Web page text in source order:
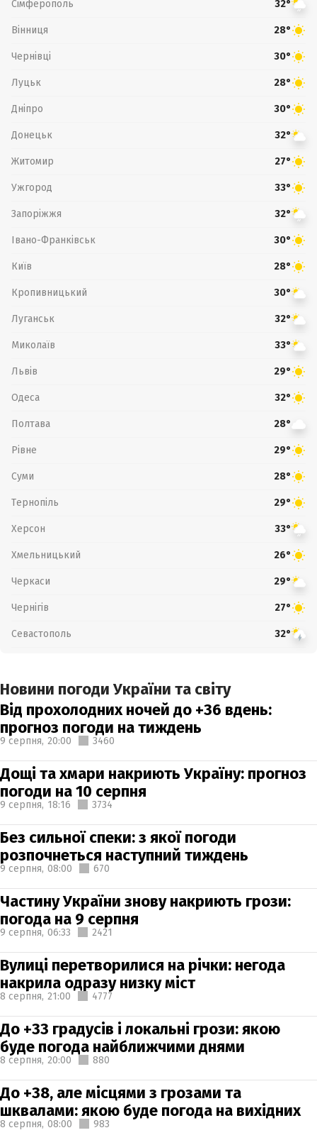
Сімферополь 32°
Вінниця 28°
Чернівці 30°
Луцьк 28°
Дніпро 30°
Донецьк 32°
Житомир 27°
Ужгород 33°
Запоріжжя 32°
Івано-Франківськ 30°
Київ 28°
Кропивницький 30°
Луганськ 32°
Миколаїв 33°
Львів 29°
Одеса 32°
Полтава 28°
Рівне 29°
Суми 28°
Тернопіль 29°
Херсон 33°
Хмельницький 26°
Черкаси 29°
Чернігів 27°
Севастополь 32°
Новини погоди України та світу
Від прохолодних ночей до +36 вдень:
прогноз погоди на тиждень
9 серпня, 20:00 3460
Дощі та хмари накриють Україну: прогноз
погоди на 10 серпня
9 серпня, 18:16 3734
Без сильної спеки: з якої погоди
розпочнеться наступний тиждень
9 серпня, 08:00 670
Частину України знову накриють грози:
погода на 9 серпня
9 серпня, 06:33 2421
Вулиці перетворилися на річки: негода
накрила одразу низку міст
8 серпня, 21:00 4777
До +33 градусів і локальні грози: якою
буде погода найближчими днями
8 серпня, 20:00 880
До +38, але місцями з грозами та
шквалами: якою буде погода на вихідних
8 серпня, 08:00 983